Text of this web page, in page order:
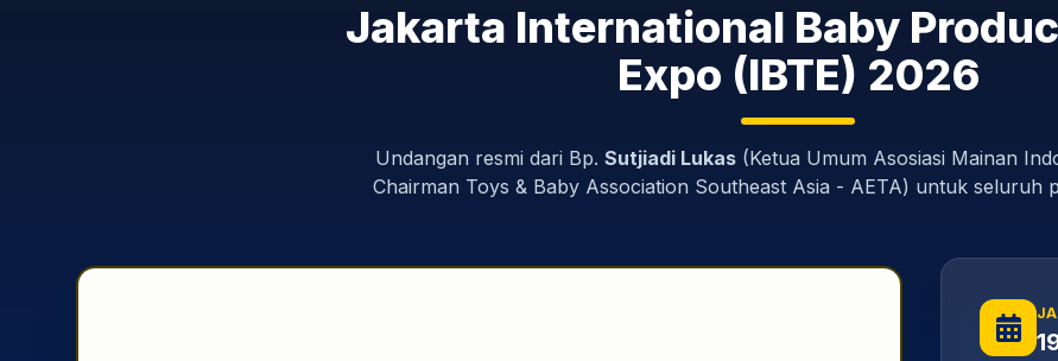
Jakarta International Baby
Expo (IBTE) 2026
Undangan resmi dari Bp. Sutjiadi Lukas (Ketua Umum Asosiasi Mainan
Chairman Toys & Baby Association Southeast Asia - AETA) untuk seluruh